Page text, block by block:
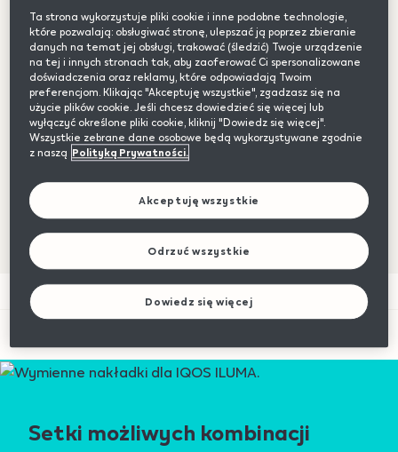
Do zadań specjalnych
Silikonowa, antypoślizgowa obudowa w
wyrazistych kolorach to nowy pomysł na ochronę
Twojej przenośnej ładowarki.
Dzięki teksturze ułatwia trzymanie IQOS-a w
dłoni. Pozwala na ładowanie bez wyjmowania
Aż 60 dni na bezpłatny zwrot
Setki możliwych kombinacji
Ta strona wykorzystuje pliki cookie i inne podobne technologie,
które pozwalają: obsługiwać stronę, ulepszać ją poprzez zbieranie
danych na temat jej obsługi, trakować (śledzić) Twoje urządzenie
na tej i innych stronach tak, aby zaoferować Ci spersonalizowane
doświadczenia oraz reklamy, które odpowiadają Twoim
preferencjom. Klikając "Akceptuję wszystkie", zgadzasz się na
użycie plików cookie. Jeśli chcesz dowiedzieć się więcej lub
wyłączyć określone pliki cookie, kliknij "Dowiedz się więcej".
Wszystkie zebrane dane osobowe będą wykorzystywane zgodnie
z naszą Polityką Prywatności.
Akceptuję wszystkie
Odrzuć wszystkie
Dowiedz się więcej